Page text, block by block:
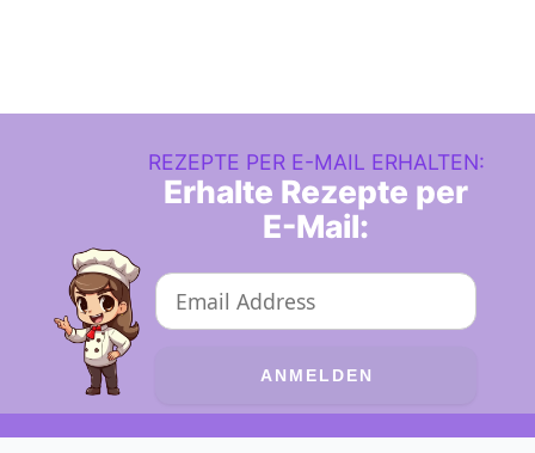
REZEPTE PER E-MAIL ERHALTEN:
Erhalte Rezepte per
E-Mail: